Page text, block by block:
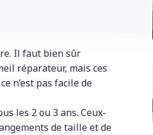
Il faut bien sûr
réparateur, mais ces
n’est pas facile de
les 2 ou 3 ans. Ceux-
de taille et de